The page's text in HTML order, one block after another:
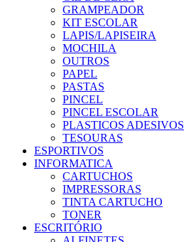
GRAMPEADOR
KIT ESCOLAR
LAPIS/LAPISEIRA
MOCHILA
OUTROS
PAPEL
PASTAS
PINCEL
PINCEL ESCOLAR
PLASTICOS ADESIVOS
TESOURAS
ESPORTIVOS
INFORMATICA
CARTUCHOS
IMPRESSORAS
TINTA CARTUCHO
TONER
ESCRITÓRIO